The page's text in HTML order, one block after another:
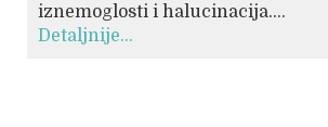
iznemoglosti i halucinacija....
Detaljnije...